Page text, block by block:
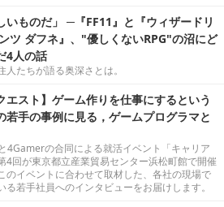
いものだ」 ─『FF11』と『ウィザードリ
ツ ダフネ』、"優しくないRPG"の沼にど
4人の話
人たちが語る奥深さとは。
エスト】ゲーム作りを仕事にするという
若手の事例に見る，ゲームプログラマと
4Gamerの合同による就活イベント「キャリア
4回が東京都立産業貿易センター浜松町館で開催
のイベントに合わせて取材した、各社の現場で
る若手社員へのインタビューをお届けします。